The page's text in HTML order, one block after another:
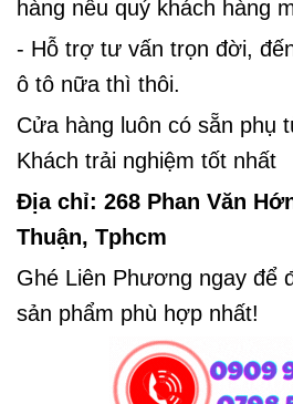
hàng nếu quý khách hàng
- Hỗ trợ tư vấn trọn đời,
ô tô nữa thì thôi.
Cửa hàng luôn có sẵn phụ
Khách trải nghiệm tốt nhất
Địa chỉ: 268 Phan Văn
Thuận, Tphcm
Ghé Liên Phương ngay để
sản phẩm phù hợp nhất!